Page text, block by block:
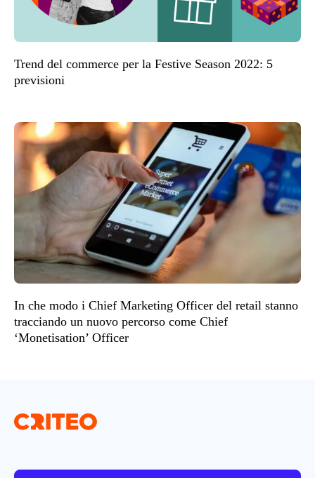
Trend del commerce per la Festive Season 2022: 5
previsioni
In che modo i Chief Marketing Officer del retail stanno
tracciando un nuovo percorso come Chief
‘Monetisation’ Officer